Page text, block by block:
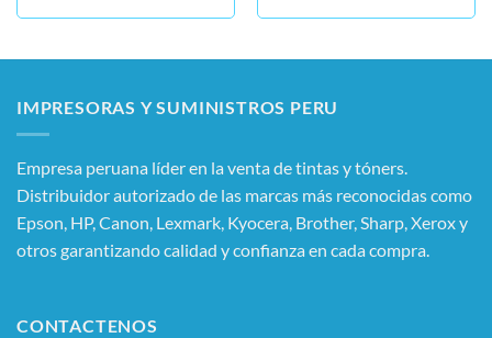
IMPRESORAS Y SUMINISTROS PERU
Empresa peruana líder en la venta de tintas y tóners.
Distribuidor autorizado de las marcas más reconocidas como
Epson, HP, Canon, Lexmark, Kyocera, Brother, Sharp, Xerox y
otros garantizando calidad y confianza en cada compra.
CONTACTENOS